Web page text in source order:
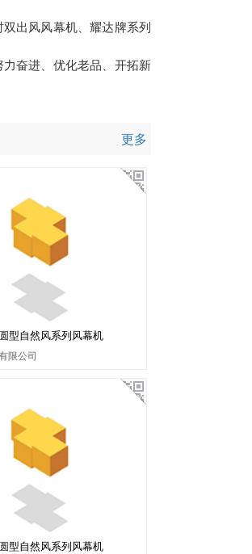
出风风幕机、耀达牌系列
奋进、优化老品、开拓新
更多
型自然风系列风幕机
限公司
型自然风系列风幕机